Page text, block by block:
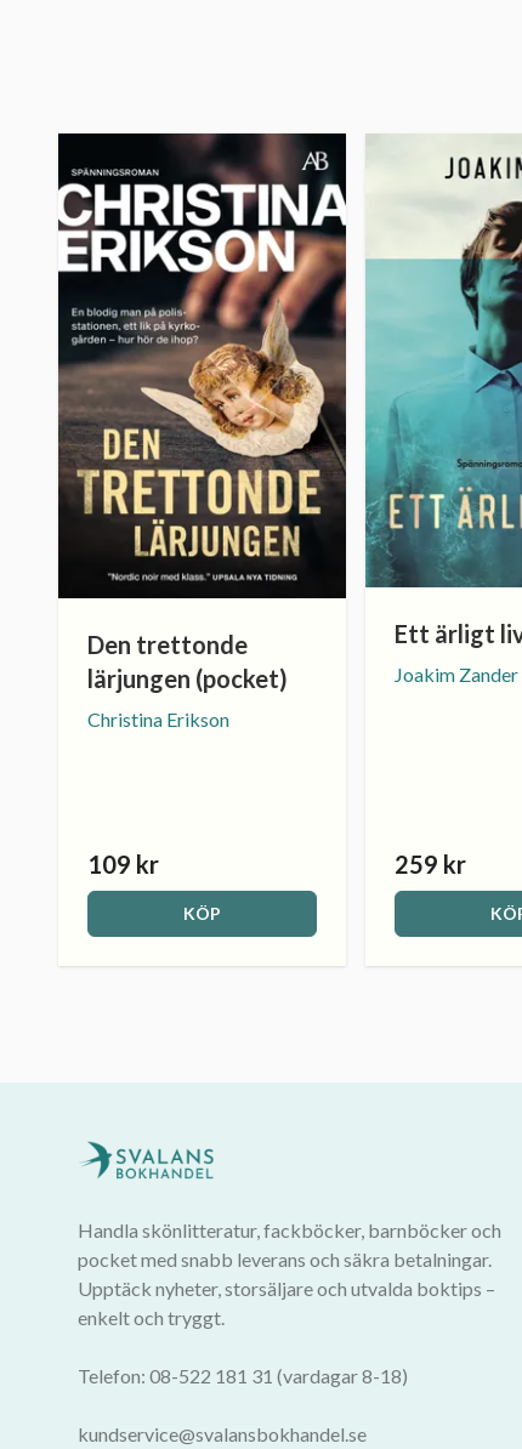
Den trettonde
lärjungen (pocket)
Christina Erikson
109 kr
KÖP
Ett ärligt
Joakim Zander
259 kr
Handla skönlitteratur, fackböcker, barnböcker och
pocket med snabb leverans och säkra betalningar.
Upptäck nyheter, storsäljare och utvalda boktips –
enkelt och tryggt.
Telefon: 08-522 181 31 (vardagar 8-18)
kundservice@svalansbokhandel.se